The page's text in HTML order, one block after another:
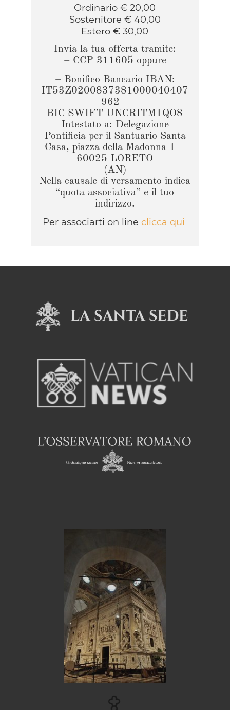
Ordinario € 20,00
Sostenitore € 40,00
Estero € 30,00
Invia la tua offerta tramite:
– CCP 311605 oppure
– Bonifico Bancario IBAN:
IT53Z0200837381000040407
962 –
BIC SWIFT UNCRITM1QO8
Intestato a: Delegazione
Pontificia per il Santuario Santa
Casa, piazza della Madonna 1 –
60025 LORETO
(AN)
Nella causale di versamento indica
“quota associativa” e il tuo
indirizzo.
Per associarti on line clicca qui